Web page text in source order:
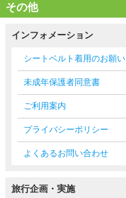
その他
インフォメーション
シートベルト着用のお願い
未成年保護者同意書
ご利用案内
プライバシーポリシー
よくあるお問い合わせ
旅行企画・実施